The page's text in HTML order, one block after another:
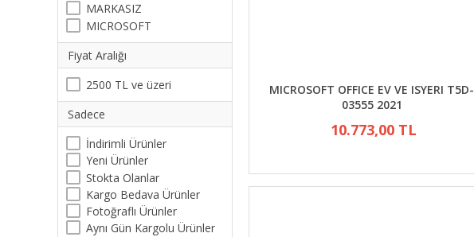
MARKASIZ
MICROSOFT
Fiyat Aralığı
2500 TL ve üzeri
Sadece
İndirimli Ürünler
Yeni Ürünler
Stokta Olanlar
Kargo Bedava Ürünler
Fotoğraflı Ürünler
Aynı Gün Kargolu Ürünler
MICROSOFT OFFICE EV VE ISYERI T5D-
03555 2021
10.773,00 TL